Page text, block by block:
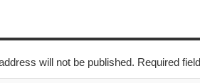
will not be published. Required